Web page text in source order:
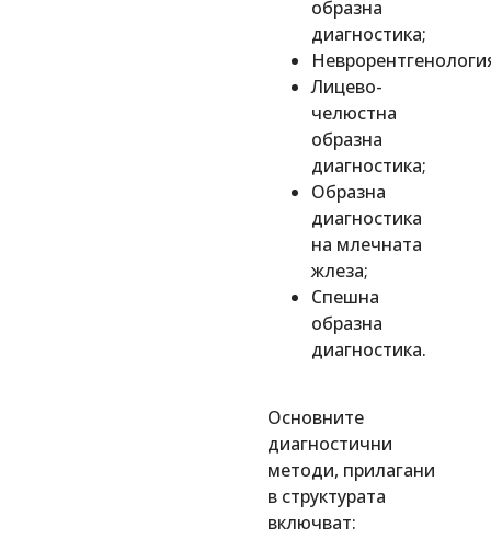
образна
диагностика;
Лицево-
челюстна
образна
диагностика;
Образна
диагностика
на млечната
жлеза;
Спешна
образна
диагностика.
Oсновните
диагностични
методи, прилагани
в структурата
включват: